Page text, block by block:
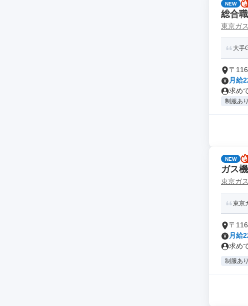
NEW
総合職
東京ガ
大手
〒
月給
求め
制服あり
NEW
ガス
東京ガ
東京
〒
月給
求め
制服あり